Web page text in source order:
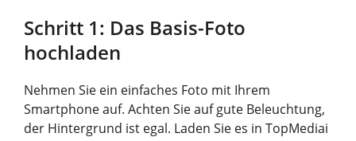
Schritt 1: Das Basis-Foto
hochladen
Nehmen Sie ein einfaches Foto mit Ihrem
Smartphone auf. Achten Sie auf gute Beleuchtung,
der Hintergrund ist egal. Laden Sie es in TopMediai